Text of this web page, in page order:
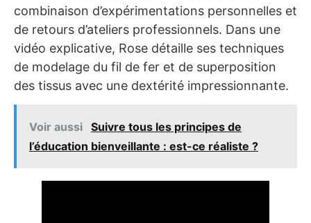
combinaison d’expérimentations personnelles et
de retours d’ateliers professionnels. Dans une
vidéo explicative, Rose détaille ses techniques
de modelage du fil de fer et de superposition
des tissus avec une dextérité impressionnante.
Voir aussi Suivre tous les principes de
l’éducation bienveillante : est-ce réaliste ?